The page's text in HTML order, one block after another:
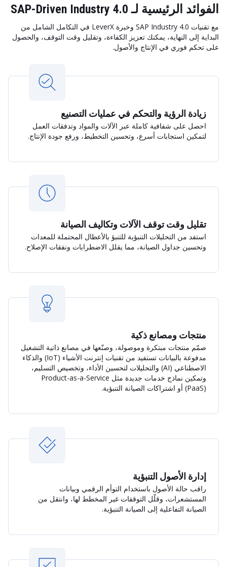
الفوائد الرئيسية لـ SAP-Driven Industry 4.0
مع تقنيات SAP Industry 4.0 وخبرة LeverX في التكامل الشامل من
البداية إلى النهاية، يمكنك تعزيز الكفاءة، وتقليل وقت التوقف، والحصول
على تحكم فوري في الإنتاج والأصول.
زيادة الرؤية والتحكم في عمليات التصنيع
احصل على شفافية كاملة عبر الآلات والمواد وتدفقات العمل
لتمكين استجابات أسرع، وتحسين التخطيط، ورفع جودة الإنتاج.
تقليل وقت توقف الآلات وتكاليف الصيانة
استفد من التحليلات التنبؤية للتنبؤ بالأعطال المحتملة للمعدات
وتحسين جداول الصيانة، مما يقلل الاضطرابات ونفقات الإصلاح.
منتجات ومصانع ذكية
صمّم منتجات مبتكرة وموصولة، وصنّعها في مصانع ذاتية التشغيل
مدفوعة بالبيانات تستفيد من تقنيات إنترنت الأشياء (IoT) والذكاء
الاصطناعي (AI) والتحليلات لتحسين الأداء، وتخصيص التسليم،
وتمكين نماذج خدمات جديدة مثل Product-as-a-Service
(PaaS) أو اشتراكات الصيانة التنبؤية.
إدارة الأصول التنبؤية
راقب حالة الأصول باستخدام التوأم الرقمي وبيانات
المستشعرات، وقلّل التوقفات غير المخطط لها، وانتقل من
الصيانة التفاعلية إلى الصيانة التنبؤية.